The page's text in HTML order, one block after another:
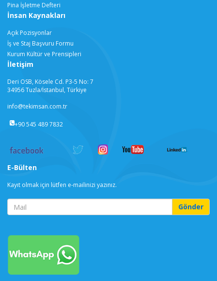
Pina İşletme Defteri
İnsan Kaynakları
Açık Pozisyonlar
İş ve Staj Başvuru Formu
Kurum Kültür ve Prensipleri
İletişim
Deri OSB, Kösele Cd. P3-5 No: 7
34956 Tuzla/İstanbul, Türkiye
info@tekimsan.com.tr
+90 545 489 7832
E-Bülten
Kayıt olmak için lütfen e-mailinizi yazınız.